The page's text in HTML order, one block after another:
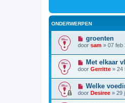
ONDERWERPEN
groenten
door sam » 07 feb
Met elkaar
door Gerritte » 24
Welke
door Desiree » 29